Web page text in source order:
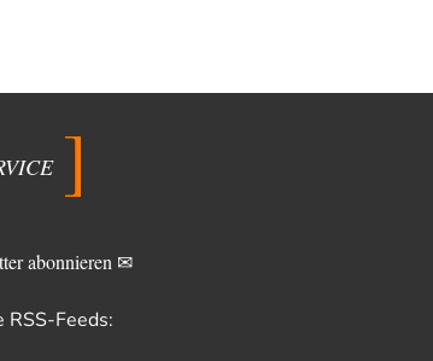
abonnieren ✉
RSS-Feeds: